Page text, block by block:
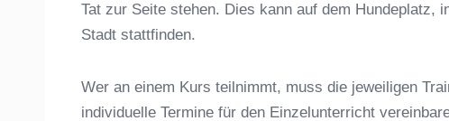
So findet man den richtigen Hundetrainer in
Tat zur Seite stehen. Dies kann auf dem Hundeplatz,
Stadt stattfinden.
Wer an einem Kurs teilnimmt, muss die jeweiligen
individuelle Termine für den Einzelunterricht